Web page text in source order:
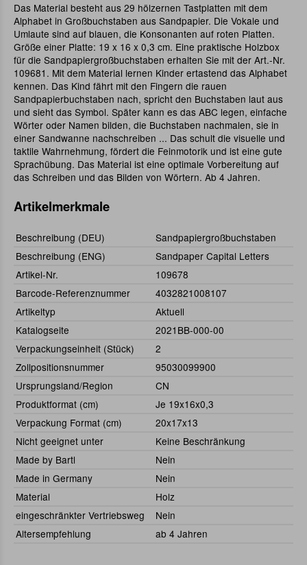
Das Material besteht aus 29 hölzernen Tastplatten mit dem
Alphabet in Großbuchstaben aus Sandpapier. Die Vokale und
Umlaute sind auf blauen, die Konsonanten auf roten Platten.
Größe einer Platte: 19 x 16 x 0,3 cm. Eine praktische Holzbox
für die Sandpapiergroßbuchstaben erhalten Sie mit der Art.-Nr.
109681. Mit dem Material lernen Kinder ertastend das Alphabet
kennen. Das Kind fährt mit den Fingern die rauen
Sandpapierbuchstaben nach, spricht den Buchstaben laut aus
und sieht das Symbol. Später kann es das ABC legen, einfache
Wörter oder Namen bilden, die Buchstaben nachmalen, sie in
einer Sandwanne nachschreiben ... Das schult die visuelle und
taktile Wahrnehmung, fördert die Feinmotorik und ist eine gute
Sprachübung. Das Material ist eine optimale Vorbereitung auf
das Schreiben und das Bilden von Wörtern. Ab 4 Jahren.
Artikelmerkmale
Beschreibung (DEU)
Sandpapiergroßbuchstaben
Beschreibung (ENG)
Sandpaper Capital Letters
Artikel-Nr.
109678
Barcode-Referenznummer
4032821008107
Artikeltyp
Aktuell
Katalogseite
2021BB-000-00
Verpackungseinheit (Stück)
2
Zollpositionsnummer
95030099900
Ursprungsland/Region
CN
Produktformat (cm)
Je 19x16x0,3
Verpackung Format (cm)
20x17x13
Nicht geeignet unter
Keine Beschränkung
Made by Bartl
Nein
Made in Germany
Nein
Material
Holz
eingeschränkter Vertriebsweg
Nein
Altersempfehlung
ab 4 Jahren